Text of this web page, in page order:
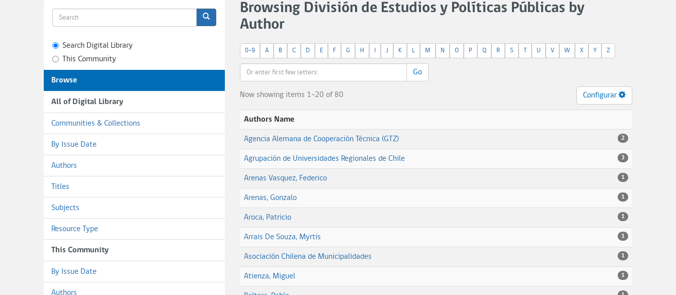
Search Digital Library
This Community
Browse
All of Digital Library
Communities & Collections
By Issue Date
Authors
Titles
Subjects
Resource Type
This Community
By Issue Date
Authors
Browsing División de Estudios y Políticas Públicas by
Author
0-9 A B C D E F G H J K L M N O P Q R S T U V W X Y Z
Go
Now showing items 1-20 of 80 Configurar
Authors Name
Agencia Alemana de Cooperación Técnica (GTZ) 2
Agrupación de Universidades Regionales de Chile 3
Arenas Vasquez, Federico 1
Arenas, Gonzalo 1
Aroca, Patricio 1
Arrais De Souza, Myrtis 1
Asociación Chilena de Municipalidades 1
Atienza, Miguel 1